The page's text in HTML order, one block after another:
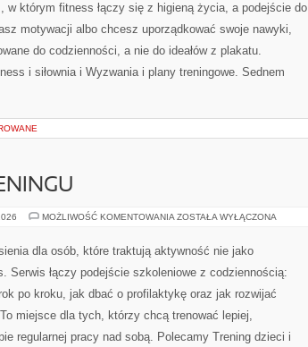
w którym fitness łączy się z higieną życia, a podejście do
motywacji albo chcesz uporządkować swoje nawyki,
do codzienności, a nie do ideałów z plakatu.
i siłownia i Wyzwania i plany treningowe. Sednem
MOŻLIWOŚĆ KOMENTOWANIA PLANOWANIE
ZOSTAŁA WYŁĄCZONA
dla osób, które traktują aktywność nie jako
Serwis łączy podejście szkoleniowe z codziennością:
po kroku, jak dbać o profilaktykę oraz jak rozwijać
miejsce dla tych, którzy chcą trenować lepiej,
regularnej pracy nad sobą. Polecamy Trening dzieci i